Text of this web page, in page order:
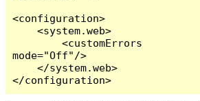
<configuration>
    <system.web>
        <customErrors
mode="Off"/>
    </system.web>
</configuration>